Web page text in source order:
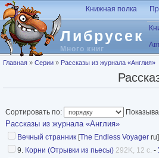
Перейти к основному содержанию
Либрусек
Много книг
Книжная полка
Вы здесь
Главная » Серии » Рассказы из журнала «Англия»
Сортировать по:
Рассказы из журнала «Англия»
Вечный странник [The Endless Voyager ru]
9. Корни (Отрывки из пьесы) 292K, 12 с. -